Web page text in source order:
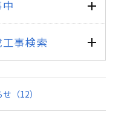
事検索
せ （12）